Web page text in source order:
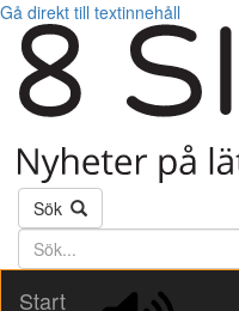
Gå direkt till textinnehåll
Sök
Söktext
Start